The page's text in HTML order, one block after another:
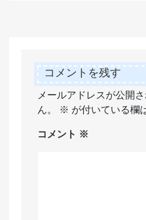
コメントを残す
メールアドレスが公開
ん。
※ が付いている欄
コメント ※